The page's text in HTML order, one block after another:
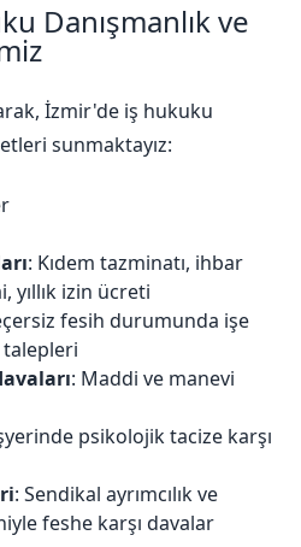
Danışmanlık ve
İzmir'de iş hukuku
sunmaktayız:
: Kıdem tazminatı, ihbar
yıllık izin ücreti
fesih durumunda işe
: Maddi ve manevi
psikolojik tacize karşı
: Sendikal ayrımcılık ve
feshe karşı davalar